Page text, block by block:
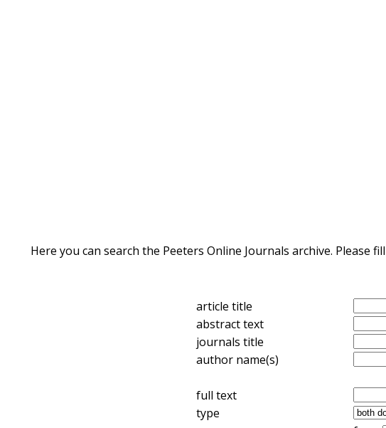
Here you can search the Peeters Online Journals archive.
article title
abstract text
journals title
author name(s)
full text
type